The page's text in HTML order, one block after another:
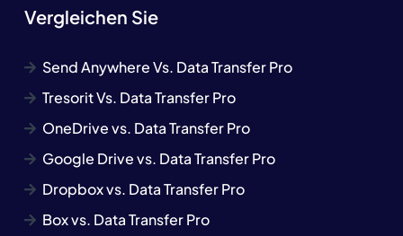
Vergleichen Sie
Send Anywhere Vs. Data Transfer Pro
Tresorit Vs. Data Transfer Pro
OneDrive vs. Data Transfer Pro
Google Drive vs. Data Transfer Pro
Dropbox vs. Data Transfer Pro
Box vs. Data Transfer Pro